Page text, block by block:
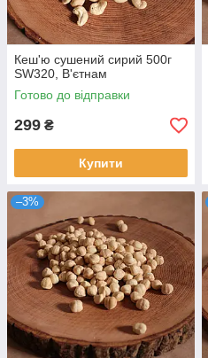
Кеш'ю сушений сирий 500г
SW320, В'єтнам
Готово до відправки
299 ₴
Купити
–3%